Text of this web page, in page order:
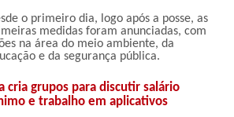
o primeiro dia, logo após a posse, as
medidas foram anunciadas, com
na área do meio ambiente, da
e da segurança pública.
cria grupos para discutir salário
e trabalho em aplicativos